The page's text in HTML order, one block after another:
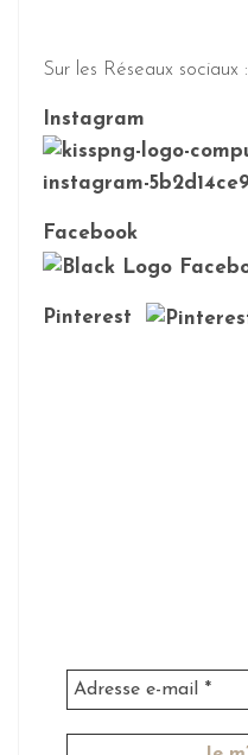
Sur les Réseaux sociaux :
Instagram
Facebook
Pinterest